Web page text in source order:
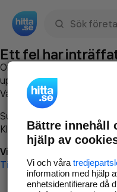
Ett fel har
Om du vill kan du
uppstod så att vi lättare
Vänligen försök med följande:
Surfa till
Klicka påTillbaka-knappen i
Vi beklagar besväret!
Till startsidan
Bättre innehåll
hjälp av
Vi och våra
information med hjälp
enhetsidentifierare då